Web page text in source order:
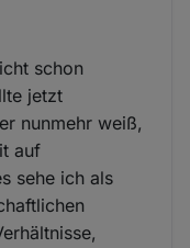
schon
jetzt
nunmehr weiß,
auf
sehe ich als